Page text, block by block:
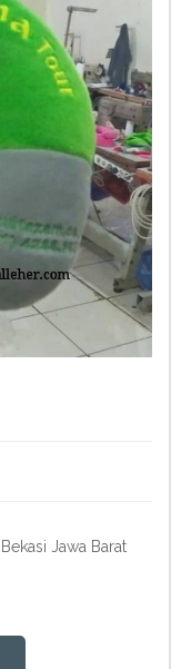
Jawa Barat